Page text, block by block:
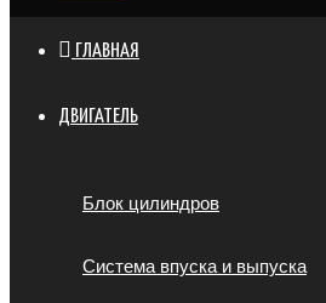
ГЛАВНАЯ
ДВИГАТЕЛЬ
Блок цилиндров
Система впуска и выпуска